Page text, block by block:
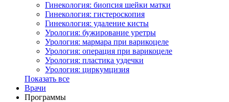
Гинекология: биопсия шейки матки
Гинекология: гистероскопия
Гинекология: удаление кисты
Урология: бужирование уретры
Урология: мармара при варикоцеле
Урология: операция при варикоцеле
Урология: пластика уздечки
Урология: циркумцизия
Показать все
Врачи
Программы